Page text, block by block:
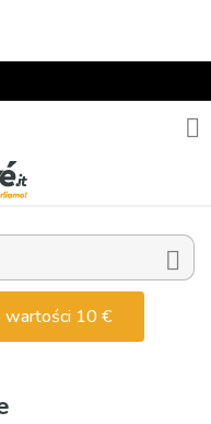


wartości 10 €